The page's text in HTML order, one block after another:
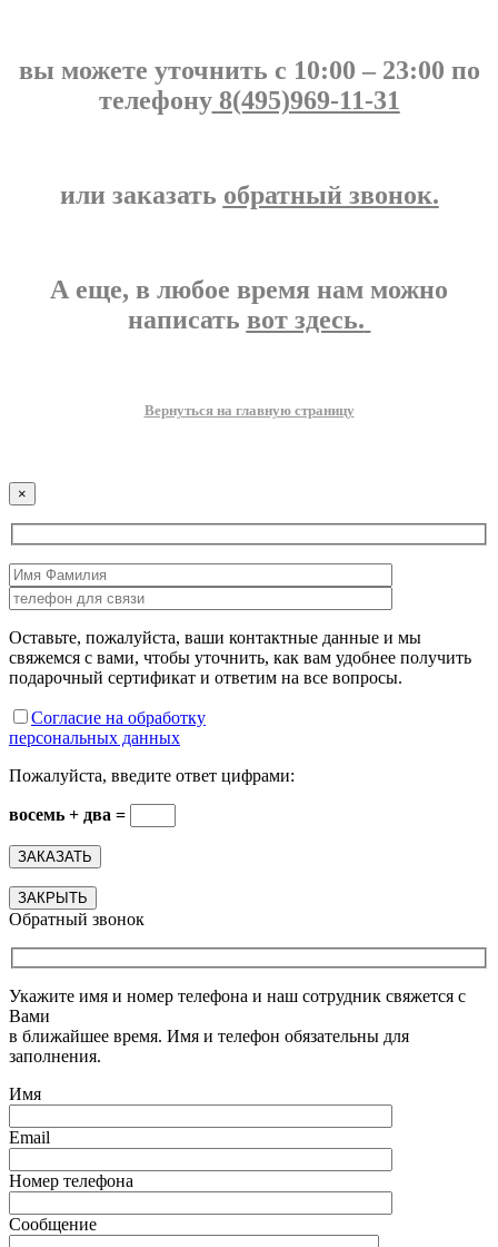
вы можете уточнить c 10:00 – 23:00 по
телефону 8(495)969-11-31
или заказать обратный звонок.
А еще, в любое время нам можно
написать вот здесь.
Вернуться на главную страницу
×
Оставьте, пожалуйста, ваши контактные данные и мы
свяжемся с вами, чтобы уточнить, как вам удобнее получить
подарочный сертификат и ответим на все вопросы.
Согласие на обработку
персональных данных
Пожалуйста, введите ответ цифрами:
восемь + два =
ЗАКРЫТЬ
Обратный звонок
Укажите имя и номер телефона и наш сотрудник свяжется с
Вами
в ближайшее время. Имя и телефон обязательны для
заполнения.
Имя
Email
Номер телефона
Сообщение